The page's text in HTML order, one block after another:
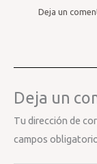
Deja un
Deja un
Tu dirección de
campos